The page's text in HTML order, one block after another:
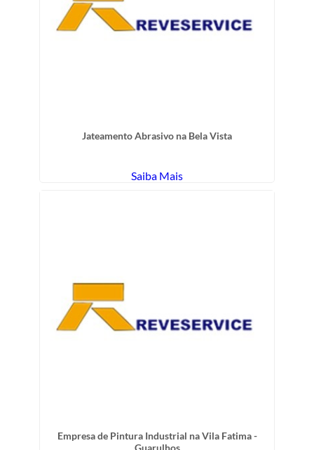
Jateamento Abrasivo na Bela Vista
Saiba Mais
Empresa de Pintura Industrial na Vila Fatima -
Guarulhos